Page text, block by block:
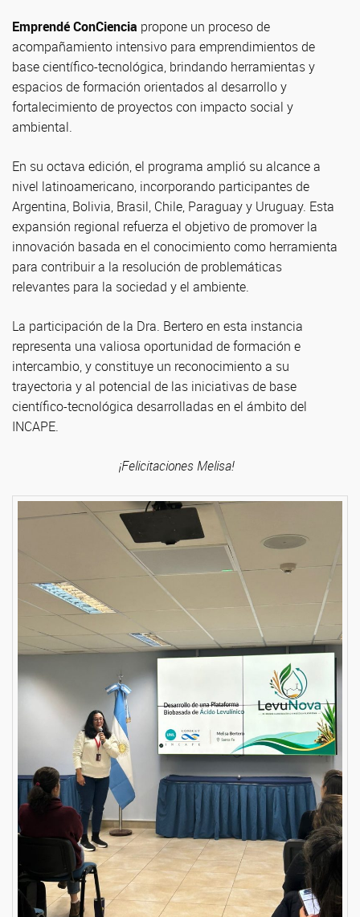
Emprendé ConCiencia propone un proceso de
acompañamiento intensivo para emprendimientos de
base científico-tecnológica, brindando herramientas y
espacios de formación orientados al desarrollo y
fortalecimiento de proyectos con impacto social y
ambiental.
En su octava edición, el programa amplió su alcance a
nivel latinoamericano, incorporando participantes de
Argentina, Bolivia, Brasil, Chile, Paraguay y Uruguay. Esta
expansión regional refuerza el objetivo de promover la
innovación basada en el conocimiento como herramienta
para contribuir a la resolución de problemáticas
relevantes para la sociedad y el ambiente.
La participación de la Dra. Bertero en esta instancia
representa una valiosa oportunidad de formación e
intercambio, y constituye un reconocimiento a su
trayectoria y al potencial de las iniciativas de base
científico-tecnológica desarrolladas en el ámbito del
INCAPE.
¡Felicitaciones Melisa!